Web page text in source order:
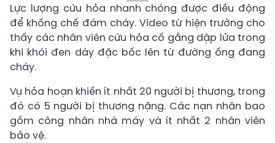
Lực lượng cứu hỏa nhanh chóng được điều động
để khống chế đám cháy. Video từ hiện trường cho
thấy các nhân viên cứu hỏa cố gắng dập lửa trong
khi khói đen dày đặc bốc lên từ đường ống đang
cháy.
Vụ hỏa hoạn khiến ít nhất 20 người bị thương, trong
đó có 5 người bị thương nặng. Các nạn nhân bao
gồm công nhân nhà máy và ít nhất 2 nhân viên
bảo vệ.